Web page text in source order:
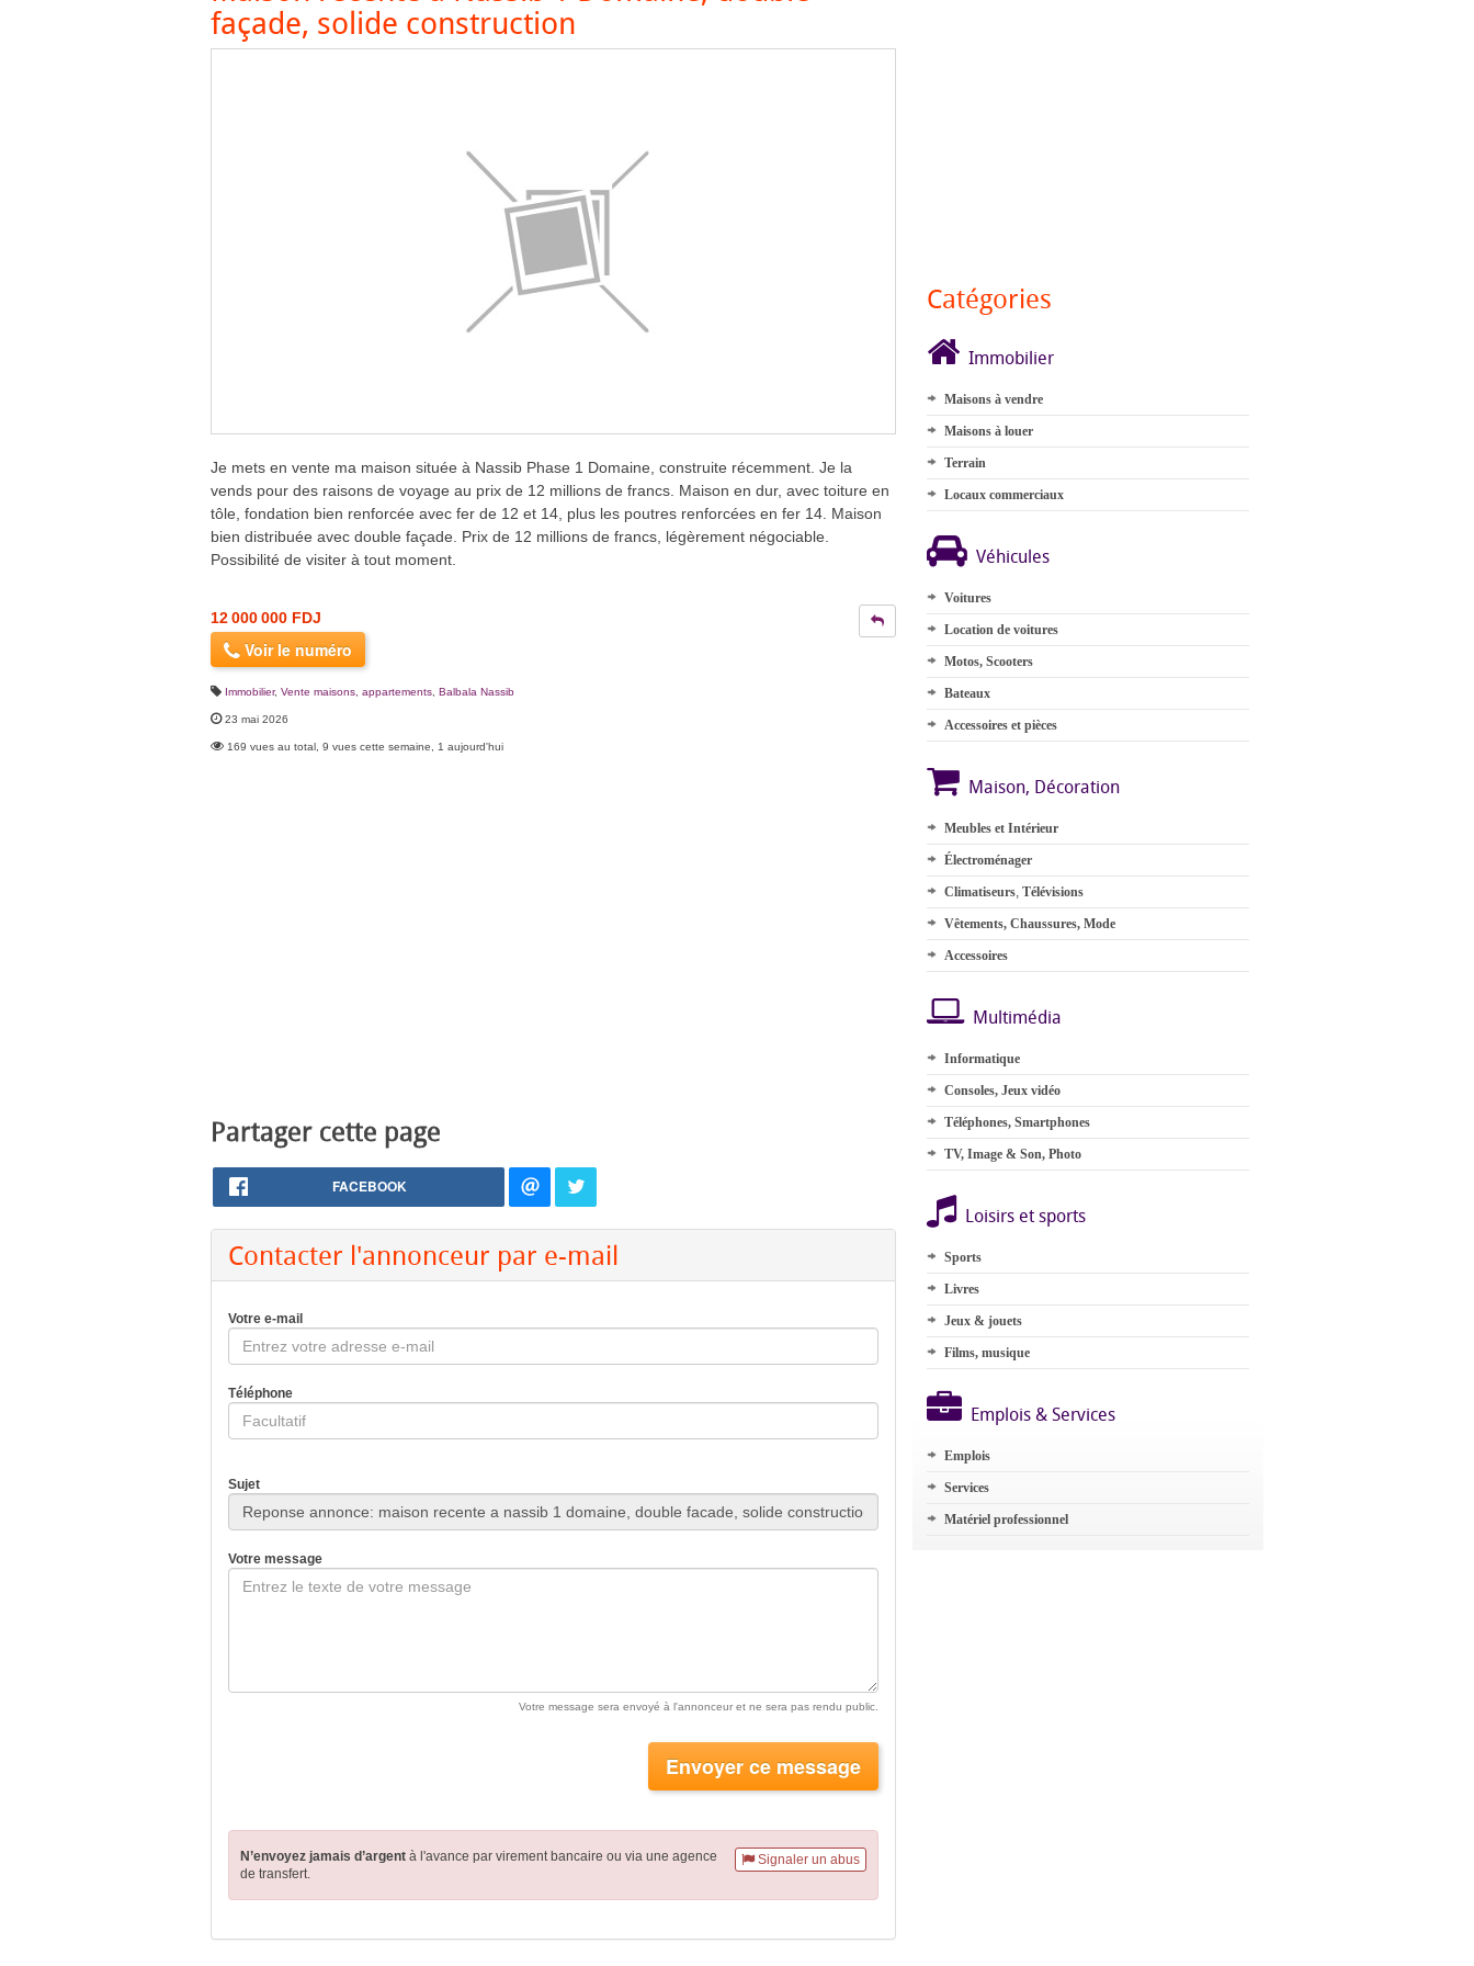
façade, solide construction
Je mets en vente ma maison située à Nassib Phase 1 Domaine, construite récemment. Je la
vends pour des raisons de voyage au prix de 12 millions de francs. Maison en dur, avec toiture en
tôle, fondation bien renforcée avec fer de 12 et 14, plus les poutres renforcées en fer 14. Maison
bien distribuée avec double façade. Prix de 12 millions de francs, légèrement négociable.
Possibilité de visiter à tout moment.
12 000 000 FDJ
Voir le numéro
Immobilier, Vente maisons, appartements Balbala Nassib
23 mai 2026
169 vues au total, 9 vues cette semaine, 1 aujourd'hui
Partager cette page
FACEBOOK
Contacter l'annonceur par e-mail
Votre e-mail
Téléphone
Sujet
Votre message
Votre message sera envoyé à l'annonceur et ne sera pas rendu public.
Envoyer ce message
Signaler un abus
N’envoyez jamais d’argent à l'avance par virement bancaire ou via une agence
de transfert.
Catégories
Immobilier
Maisons à vendre
Maisons à louer
Terrain
Locaux commerciaux
Véhicules
Voitures
Location de voitures
Motos, Scooters
Bateaux
Accessoires et pièces
Maison, Décoration
Meubles et Intérieur
Électroménager
Climatiseurs, Télévisions
Vêtements, Chaussures, Mode
Accessoires
Multimédia
Informatique
Consoles, Jeux vidéo
Téléphones, Smartphones
TV, Image & Son, Photo
Loisirs et sports
Sports
Livres
Jeux & jouets
Films, musique
Emplois & Services
Emplois
Services
Matériel professionnel